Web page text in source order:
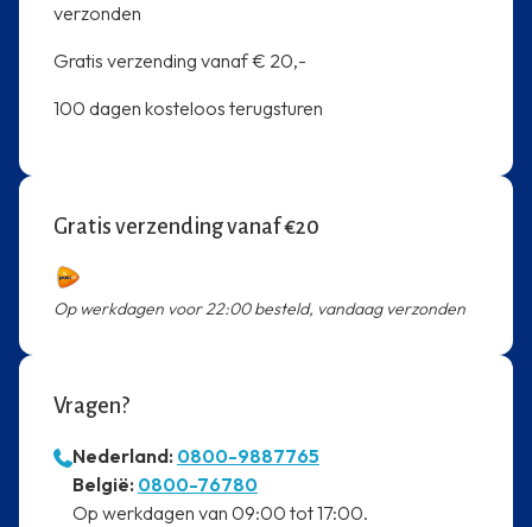
verzonden
Gratis verzending vanaf € 20,-
100 dagen kosteloos terugsturen
Gratis verzending vanaf €20
Op werkdagen voor 22:00 besteld, vandaag verzonden
Vragen?
Nederland: 0800-9887765
⁠België: 0800-76780
⁠Op werkdagen van 09:00 tot 17:00.